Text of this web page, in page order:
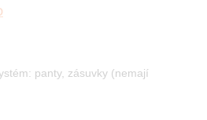
panty, zásuvky (nemají